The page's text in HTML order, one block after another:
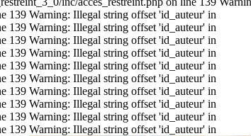
139 Warning: Illegal string offset 'id_auteur' in
139 Warning: Illegal string offset 'id_auteur' in
139 Warning: Illegal string offset 'id_auteur' in
139 Warning: Illegal string offset 'id_auteur' in
139 Warning: Illegal string offset 'id_auteur' in
139 Warning: Illegal string offset 'id_auteur' in
139 Warning: Illegal string offset 'id_auteur' in
139 Warning: Illegal string offset 'id_auteur' in
139 Warning: Illegal string offset 'id_auteur' in
139 Warning: Illegal string offset 'id_auteur' in